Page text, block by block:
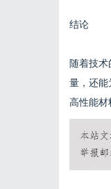
结论
随着技
量，还能
高性能材